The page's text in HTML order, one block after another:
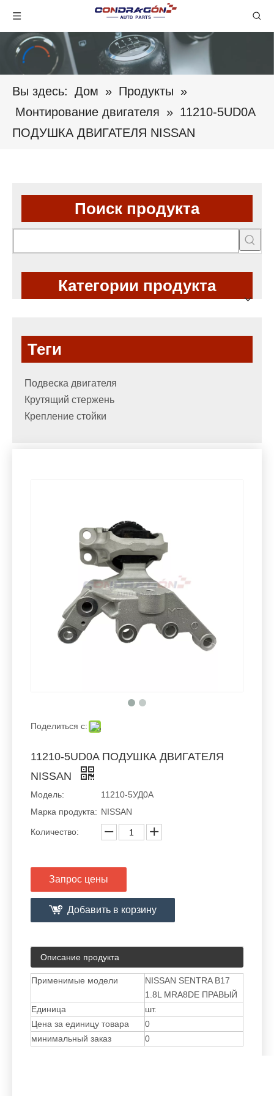
Вы здесь: Дом » Продукты »
Монтирование двигателя » 11210-5UD0A
ПОДУШКА ДВИГАТЕЛЯ NISSAN
Поиск продукта
Категории продукта
Теги
Подвеска двигателя
Крутящий стержень
Крепление стойки
Поделиться с:
11210-5UD0A ПОДУШКА ДВИГАТЕЛЯ
NISSAN
Модель:
11210-5УД0А
Марка продукта: NISSAN
Количество:
Запрос цены
Добавить в корзину
Описание продукта
Применимые модели
NISSAN SENTRA B17
1.8L MRA8DE ПРАВЫЙ
Единица
шт.
Цена за единицу товара
0
минимальный заказ
0